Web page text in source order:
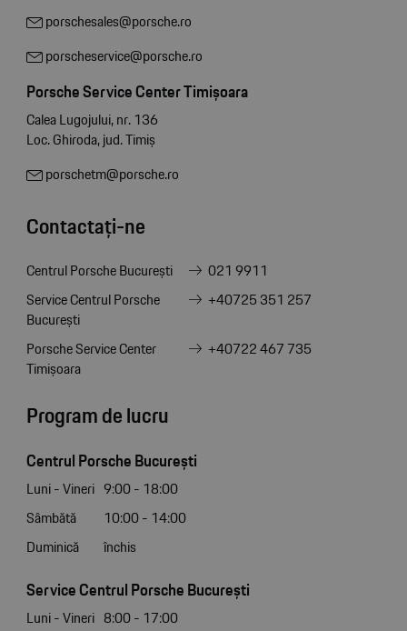
porschesales@porsche.ro
porscheservice@porsche.ro
Porsche Service Center Timișoara
Calea Lugojului, nr. 136
Loc. Ghiroda, jud. Timiș
porschetm@porsche.ro
Contactați-ne
Centrul Porsche București
021 9911
Service Centrul Porsche
București
+40725 351 257
Porsche Service Center
Timișoara
+40722 467 735
Program de lucru
Centrul Porsche București
Luni - Vineri 9:00 - 18:00
Sâmbătă
10:00 - 14:00
Duminică
închis
Service Centrul Porsche București
Luni - Vineri 8:00 - 17:00